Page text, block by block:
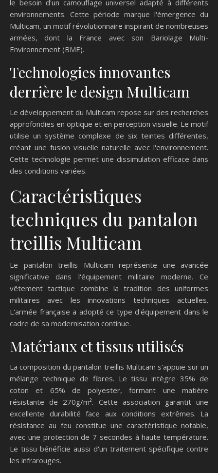
le besoin d'un camouflage universel adapté à différents
environnements. Cette période marque l'émergence du
Multicam, un motif révolutionnaire inspirant de nombreuses
armées, dont la France avec son Bariolage Multi-
Environnement (BME).
Technologies innovantes
derrière le design Multicam
Le développement du Multicam repose sur des recherches
approfondies en optique et en perception visuelle. Le motif
utilise un système complexe de six teintes différentes,
créant une fusion visuelle naturelle avec l'environnement.
Cette technologie permet une dissimulation efficace dans
des conditions variées.
Caractéristiques
techniques du pantalon
treillis Multicam
Le pantalon treillis Multicam représente une avancée
significative dans l'équipement militaire moderne. Ce
vêtement tactique combine la tradition des uniformes
militaires avec les innovations techniques actuelles.
L'armée française a adopté ce type d'équipement dans le
cadre de sa modernisation continue.
Matériaux et tissus utilisés
La composition du pantalon treillis Multicam s'appuie sur un
mélange technique de fibres. Le tissu intègre 35% de
coton et 65% de polyester, formant une matière
résistante de 270g/m². Cette association garantit une
excellente durabilité face aux conditions extrêmes. La
résistance au feu constitue une caractéristique notable,
avec une protection de 7 secondes à haute température.
Le tissu bénéficie aussi d'un traitement spécifique contre
les infrarouges.